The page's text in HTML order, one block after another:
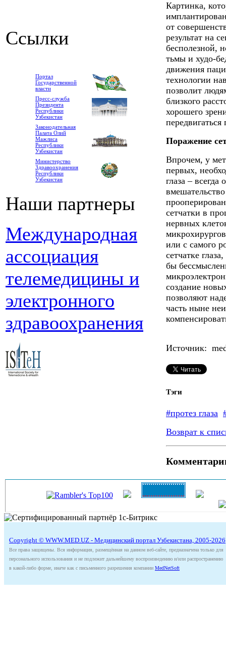
Ссылки
Портал
Государственной
власти
Пресс-служба
Президента
Республики
Узбекистан
Законодательная
Палата Олий
Мажлиса
Республики
Узбекистан
Министерство
Здравоохранения
Республики
Узбекистан
Наши партнеры
Международная
ассоциация
телемедицины и
электронного
здравоохранения
Картинка,
от
результат на
бесполезной,
тьмы и худо-
движения
технологии
позволит
близкого
хорошего
Поражение
Впрочем, у
первых,
глаза – всегда
сетчатки в
нервных
или с самого
сетчатке
бы
создание
позволяют
часть ныне
Источник:
Тэги
#протез глаза
Возврат к
Copyright © WWW.MED.UZ - Медицинский портал Узбекистана, 2005-2026
Все права защищены. Вся информация, размещённая на данном веб-сайте, предназначена только для
персонального использования и не подлежит дальнейшему воспроизведению и/или распространению
в какой-либо форме, иначе как с письменного разрешения компании MedNetSoft